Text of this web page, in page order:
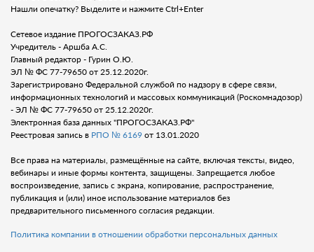
Нашли опечатку? Выделите и нажмите Ctrl+Enter
Сетевое издание ПРОГОСЗАКАЗ.РФ
Учредитель - Аршба А.С.
Главный редактор - Гурин О.Ю.
ЭЛ № ФС 77-79650 от 25.12.2020г.
Зарегистрировано Федеральной службой по надзору в сфере связи,
информационных технологий и массовых коммуникаций (Роскомнадозор)
- ЭЛ № ФС 77-79650 от 25.12.2020г.
Электронная база данных "ПРОГОСЗАКАЗ.РФ"
Реестровая запись в РПО № 6169 от 13.01.2020
Все права на материалы, размещённые на сайте, включая тексты, видео,
вебинары и иные формы контента, защищены. Запрещается любое
воспроизведение, запись с экрана, копирование, распространение,
публикация и (или) иное использование материалов без
предварительного письменного согласия редакции.
Политика компании в отношении обработки персональных данных